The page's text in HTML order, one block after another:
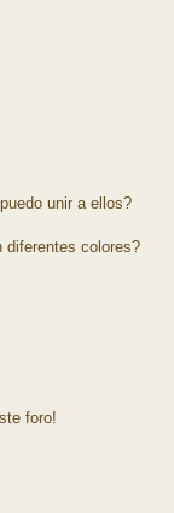
unir a ellos?
diferentes colores?
foro!